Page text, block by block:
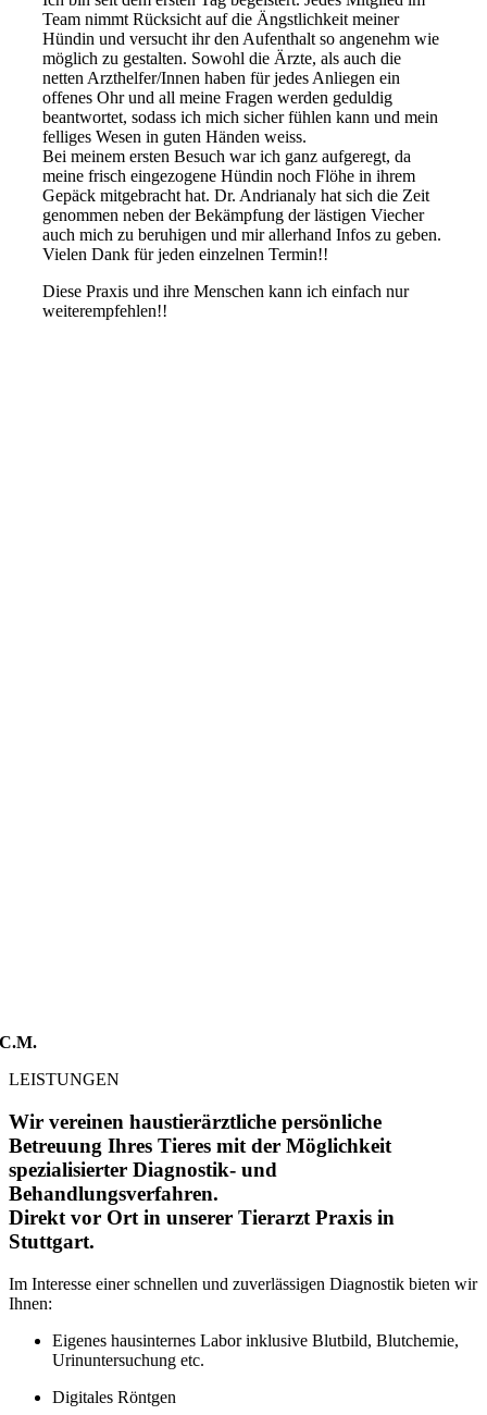
Team nimmt Rücksicht auf die Ängstlichkeit meiner
Hündin und versucht ihr den Aufenthalt so angenehm wie
möglich zu gestalten. Sowohl die Ärzte, als auch die
netten Arzthelfer/Innen haben für jedes Anliegen ein
offenes Ohr und all meine Fragen werden geduldig
beantwortet, sodass ich mich sicher fühlen kann und mein
felliges Wesen in guten Händen weiss.
Bei meinem ersten Besuch war ich ganz aufgeregt, da
meine frisch eingezogene Hündin noch Flöhe in ihrem
Gepäck mitgebracht hat. Dr. Andrianaly hat sich die Zeit
genommen neben der Bekämpfung der lästigen Viecher
auch mich zu beruhigen und mir allerhand Infos zu geben.
Vielen Dank für jeden einzelnen Termin!!
Diese Praxis und ihre Menschen kann ich einfach nur
weiterempfehlen!!
C.M.
LEISTUNGEN
Wir vereinen haustierärztliche persönliche
Betreuung Ihres Tieres mit der Möglichkeit
spezialisierter Diagnostik- und
Behandlungsverfahren.
Direkt vor Ort in unserer Tierarzt Praxis in
Stuttgart.
Im Interesse einer schnellen und zuverlässigen Diagnostik bieten wir
Ihnen:
Eigenes hausinternes Labor inklusive Blutbild, Blutchemie,
Urinuntersuchung etc.
Digitales Röntgen